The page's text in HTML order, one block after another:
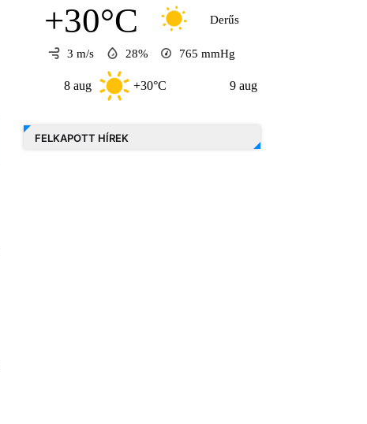
+30°C Derűs
3 m/s 28% 765 mmHg
+30°C +30°C
FELKAPOTT HÍREK